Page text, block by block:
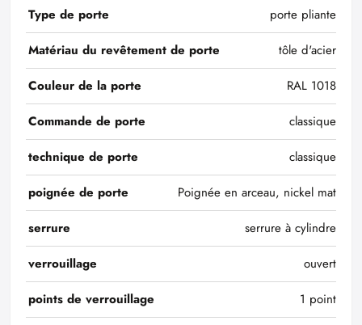
Type de porte
porte pliante
Matériau du revêtement de porte
tôle d'acier
Couleur de la porte
RAL 1018
Commande de porte
classique
technique de porte
classique
poignée de porte
Poignée en arceau, nickel mat
serrure
serrure à cylindre
verrouillage
ouvert
points de verrouillage
1 point